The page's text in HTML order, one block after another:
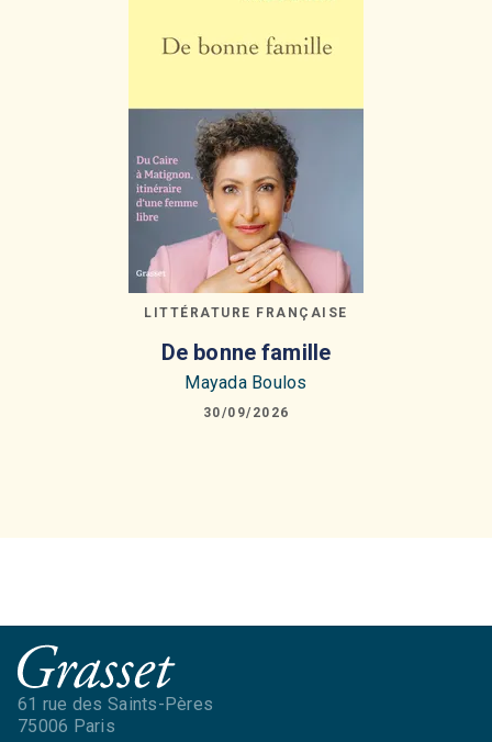
LITTÉRATURE FRANÇAISE
De bonne famille
Mayada Boulos
30/09/2026
61 rue des Saints-Pères
75006 Paris